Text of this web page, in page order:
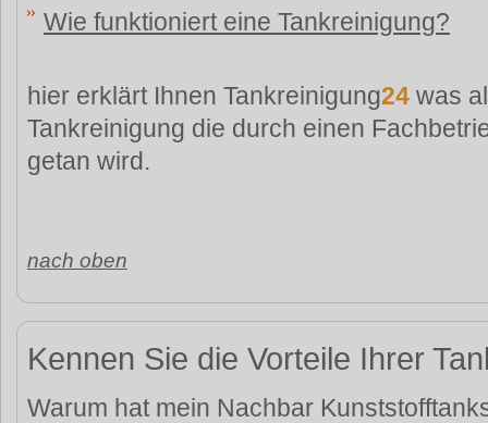
Wie funktioniert eine Tankreinigung?
hier erklärt Ihnen Tankreinigung24 was
Tankreinigung die durch einen
getan wird.
nach oben
Kennen Sie die Vorteile Ihrer
Warum hat mein Nachbar